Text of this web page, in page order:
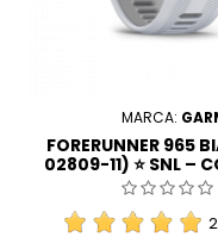
MARCA:
FORERUNNER 965
02809-11) ⭐ SNL –
DAL 1998